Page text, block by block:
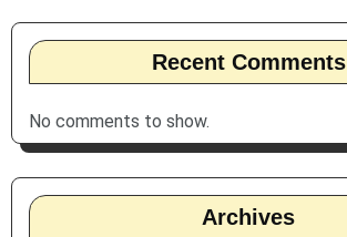
Recent Comments
No comments to show.
Archives